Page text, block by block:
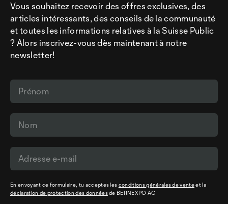
Vous souhaitez recevoir des offres exclusives, des
articles intéressants, des conseils de la communauté
et toutes les informations relatives à la Suisse Public
? Alors inscrivez-vous dès maintenant à notre
newsletter!
En envoyant ce formulaire, tu acceptes les conditions générales de venteet la
déclaration de protection des donnéesde BERNEXPO AG